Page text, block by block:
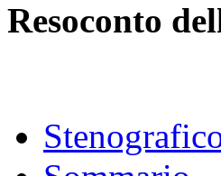
Resoconto